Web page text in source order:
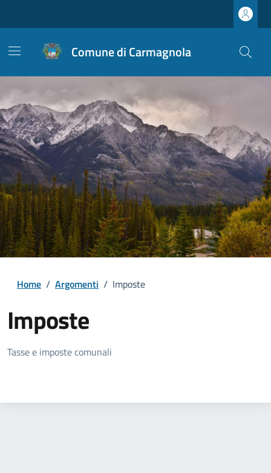
Comune di Carmagnola
Home / Argomenti / Imposte
Imposte
Dettagli della notizia
Tasse e imposte comunali